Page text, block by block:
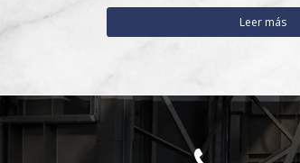
Leer más